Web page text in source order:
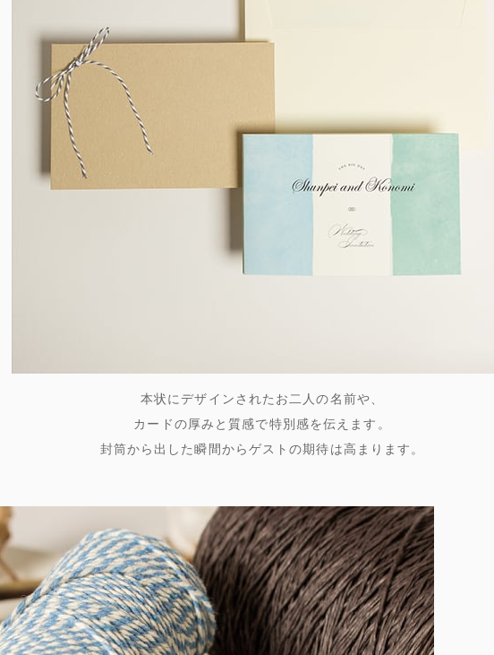
本状にデザインされたお二人の名前や、
カードの厚みと質感で特別感を伝えます。
封筒から出した瞬間からゲストの期待は高まります。